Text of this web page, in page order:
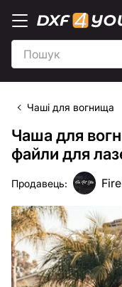
Чаші для вогнища
Чаша для
файли для
Продавець: